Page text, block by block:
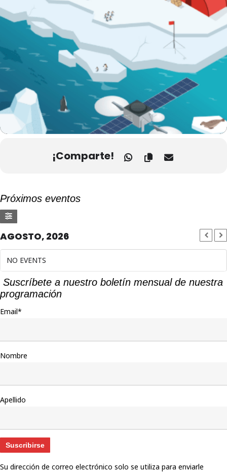
¡Comparte!
Próximos eventos
AGOSTO, 2026
NO EVENTS
Suscríbete a nuestro boletín mensual de nuestra
programación
Email*
Nombre
Apellido
Su dirección de correo electrónico solo se utiliza para enviarle